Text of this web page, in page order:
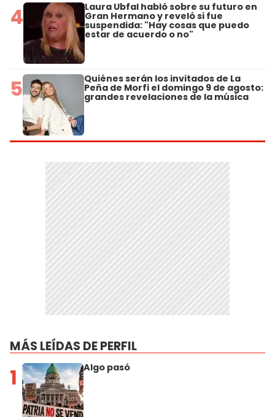
4 Laura Ubfal habló sobre su futuro en
Gran Hermano y reveló si fue
suspendida: "Hay cosas que puedo
estar de acuerdo o no"
5 Quiénes serán los invitados de La
Peña de Morfi el domingo 9 de agosto:
grandes revelaciones de la música
MÁS LEÍDAS DE PERFIL
1 Algo pasó